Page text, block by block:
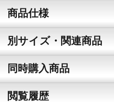
商品仕様
別サイズ・関連商品
同時購入商品
閲覧履歴